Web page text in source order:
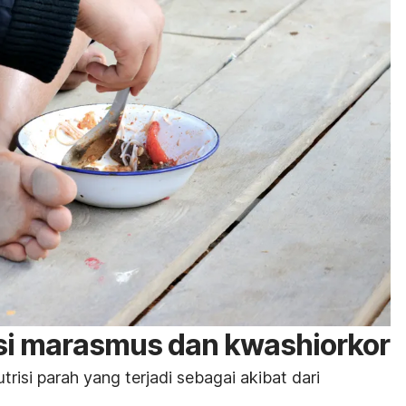
marasmus dan kwashiorkor
parah yang terjadi sebagai akibat dari